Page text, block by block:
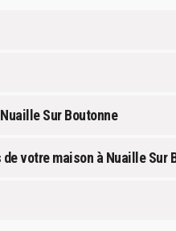
Sur Boutonne
votre maison à Nuaille Sur